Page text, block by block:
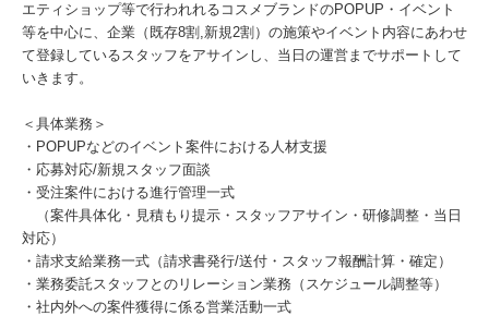
エティショップ等で行われれるコスメブランドのPOPUP・イベント
等を中心に、企業（既存8割,新規2割）の施策やイベント内容にあわせ
て登録しているスタッフをアサインし、当日の運営までサポートして
いきます。
＜具体業務＞
・POPUPなどのイベント案件における人材支援
・応募対応/新規スタッフ面談
・受注案件における進行管理一式
（案件具体化・見積もり提示・スタッフアサイン・研修調整・当日
対応）
・請求支給業務一式（請求書発行/送付・スタッフ報酬計算・確定）
・業務委託スタッフとのリレーション業務（スケジュール調整等）
・社内外への案件獲得に係る営業活動一式